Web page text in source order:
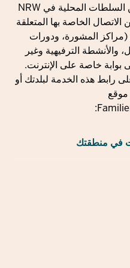
تجمع العديد من السلطات المحلية في NRW
الاتصال الخاصة بها المتعلقة
(مراكز المشورة، ودورات
والأنشطة الترفيهية وغير
بوابة خاصة على الإنترنت.
رابط هذه الخدمة لبلدتك أو
موقع
في منطقتك